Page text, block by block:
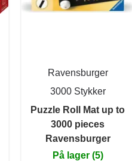
Ravensburger
3000 Stykker
Puzzle Roll Mat up to
3000 pieces
Ravensburger
På lager (5)